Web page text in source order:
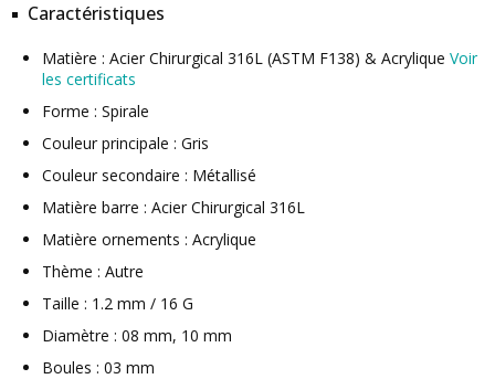
Caractéristiques
Matière : Acier Chirurgical 316L (ASTM F138) & Acrylique Voir
les certificats
Forme : Spirale
Couleur principale : Gris
Couleur secondaire : Métallisé
Matière barre : Acier Chirurgical 316L
Matière ornements : Acrylique
Thème : Autre
Taille : 1.2 mm / 16 G
Diamètre : 08 mm, 10 mm
Boules : 03 mm